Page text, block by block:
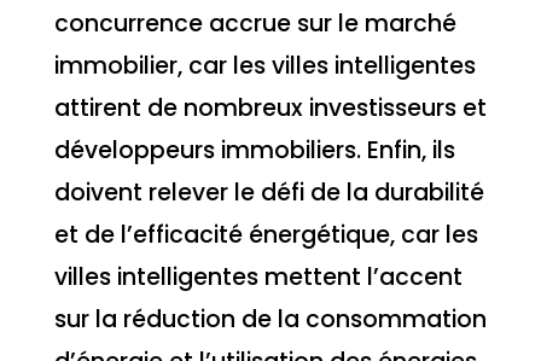
concurrence accrue sur le marché
immobilier, car les villes intelligentes
attirent de nombreux investisseurs et
développeurs immobiliers. Enfin, ils
doivent relever le défi de la durabilité
et de l’efficacité énergétique, car les
villes intelligentes mettent l’accent
sur la réduction de la consommation